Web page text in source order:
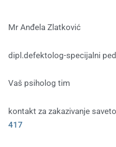
Mr Anđela Zlatković
dipl.defektolog-specijalni
Vaš psiholog tim
kontakt za zakazivanje
417